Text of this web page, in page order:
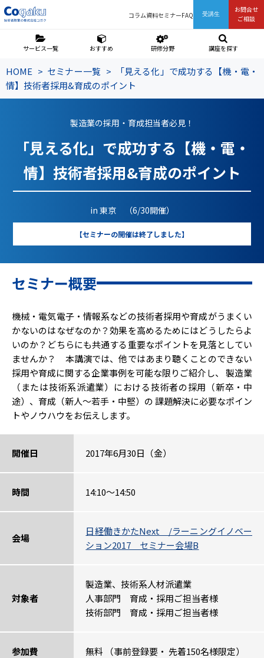
コラム資料セミナーFAQ 受講生
お問合せ
ご相談
サービス一覧 おすすめ 研修分野 講座を探す
HOME セミナー一覧
「見える化」で成功する【機・電・
情】技術者採用&育成のポイント
製造業の採用・育成担当者必見！
「見える化」で成功する【機・電・
情】技術者採用&育成のポイント
in 東京 （6/30開催）
【セミナーの開催は終了しました】
セミナー概要
機械・電気電子・情報系などの技術者採用や育成がうまくい
かないのはなぜなのか？効果を高めるためにはどうしたらよ
いのか？どちらにも共通する重要なポイントを見落としてい
ませんか？ 本講演では、他ではあまり聴くことのできない
採用や育成に関する企業事例を可能な限りご紹介し、 製造業
（または技術系派遣業）における技術者の採用（新卒・中
途）、育成（新人～若手・中堅）の 課題解決に必要なポイン
トやノウハウをお伝えします。
開催日 2017年6月30日（金）
時間 14:10～14:50
会場
日経働きかたNext /ラーニングイノベー
ション2017 セミナー会場B
対象者
製造業、技術系人材派遣業
人事部門 育成・採用ご担当者様
技術部門 育成・採用ご担当者様
参加費 無料 （事前登録要・ 先着150名様限定）